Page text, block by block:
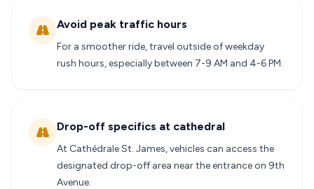
Avoid peak traffic hours
For a smoother ride, travel outside of weekday
rush hours, especially between 7-9 AM and 4-6 PM.
Drop-off specifics at cathedral
At Cathédrale St. James, vehicles can access the
designated drop-off area near the entrance on 9th
Avenue.